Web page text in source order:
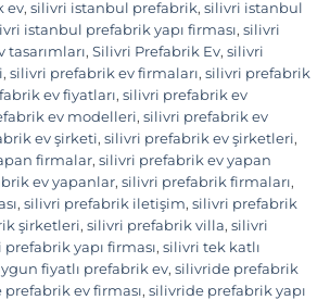
ev, silivri istanbul prefabrik, silivri istanbul
istanbul prefabrik yapı firması, silivri
, Silivri Prefabrik Ev, silivri
, silivri prefabrik ev firmaları, silivri prefabrik
ev fiyatları, silivri prefabrik ev
ev modelleri, silivri prefabrik ev
ev şirketi, silivri prefabrik ev şirketleri,
firmalar, silivri prefabrik ev yapan
ev yapanlar, silivri prefabrik firmaları,
, silivri prefabrik iletişim, silivri prefabrik
şirketleri, silivri prefabrik villa, silivri
prefabrik yapı firması, silivri tek katlı
fiyatlı prefabrik ev, silivride prefabrik
ev firması, silivride prefabrik yapı